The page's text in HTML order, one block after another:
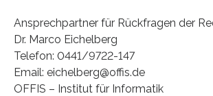
Ansprechpartner für Rückfragen der
Dr. Marco Eichelberg
Telefon: 0441/9722-147
Email: eichelberg@offis.de
OFFIS – Institut für Informatik